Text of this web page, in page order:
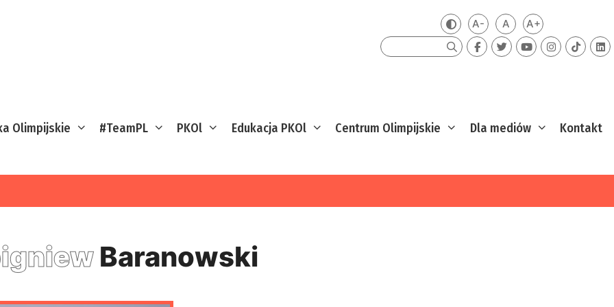
Zmień kontrast
A-Mniejsza czcionka
ADomyślna czcionka
A+Większa
Szukaj
Olimpijskie #TeamPL PKOl Edukacja PKOl Centrum Olimpijskie Dla mediów Kontakt
Baranowski